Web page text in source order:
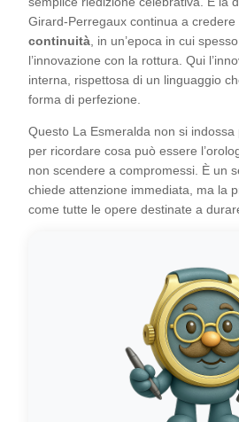
Girard-Perregaux continua a credere
continuità , in un’epoca in cui
l’innovazione con la rottura. Qui
interna, rispettosa di un linguaggio
forma di perfezione.
Questo La Esmeralda non si indossa
per ricordare cosa può essere
non scendere a compromessi. È un
chiede attenzione immediata, ma la
come tutte le opere destinate a